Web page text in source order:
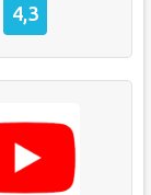
4,3